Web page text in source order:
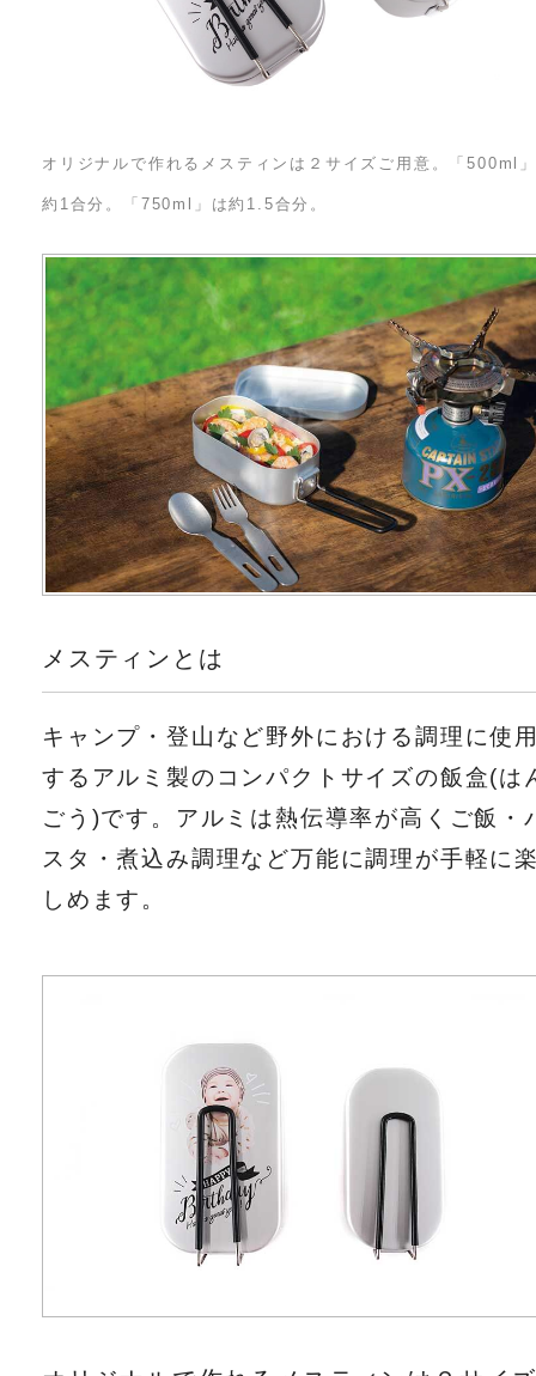
オリジナルで作れるメスティンは２サイズご用意。「500ml
約1合分。「750ml」は約1.5合分。
メスティンとは
キャンプ・登山など野外における調理に使
するアルミ製のコンパクトサイズの飯盒(は
ごう)です。アルミは熱伝導率が高くご飯・
スタ・煮込み調理など万能に調理が手軽に
しめます。